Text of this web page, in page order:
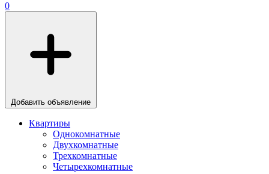
0
Добавить объявление
Квартиры
Однокомнатные
Двухкомнатные
Трехкомнатные
Четырехкомнатные